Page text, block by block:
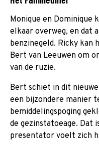
Monique en Dominique
elkaar overweg, en dat
benzinegeld. Ricky kan
Bert van Leeuwen om
van de ruzie.
Bert schiet in dit
een bijzondere manier
bemiddelingspoging
de gezinstatoeage. Dat
presentator voelt zich